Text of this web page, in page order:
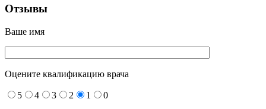
Отзывы
Ваше имя
Оцените квалификацию врача
5 4 3 2 1 0